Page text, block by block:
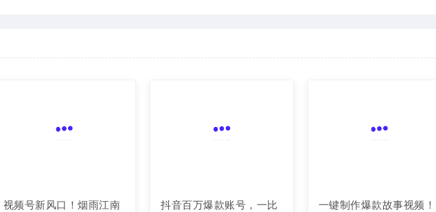
视频号新风口！烟雨江南
抖音百万爆款账号，一比
一键制作爆款故事视频！